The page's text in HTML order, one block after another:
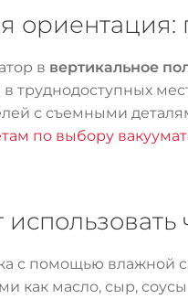
ориентация:
в вертикальное
труднодоступных
с съемными
по выбору
с помощью влажной
как масло, сыр,